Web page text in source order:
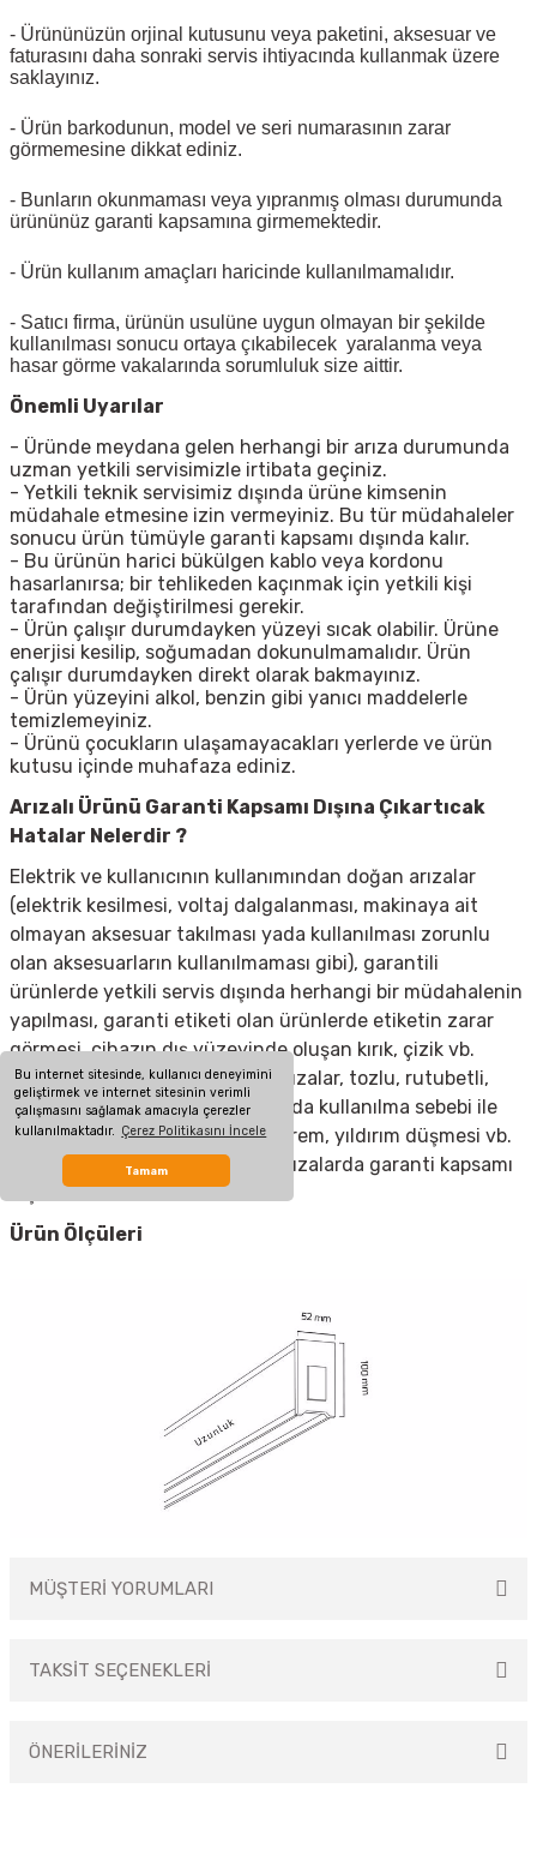
Bu internet sitesinde, kullanıcı deneyimini
geliştirmek ve internet sitesinin verimli
çalışmasını sağlamak amacıyla çerezler
kullanılmaktadır. Çerez Politikasını İncele
Tamam
- Ürününüzün orjinal kutusunu veya paketini, aksesuar ve
faturasını daha sonraki servis ihtiyacında kullanmak üzere
saklayınız.
- Ürün barkodunun, model ve seri numarasının zarar
görmemesine dikkat ediniz.
- Bunların okunmaması veya yıpranmış olması durumunda
ürününüz garanti kapsamına girmemektedir.
- Ürün kullanım amaçları haricinde kullanılmamalıdır.
- Satıcı firma, ürünün usulüne uygun olmayan bir şekilde
kullanılması sonucu ortaya çıkabilecek yaralanma veya
hasar görme vakalarında sorumluluk size aittir.
Önemli Uyarılar
- Üründe meydana gelen herhangi bir arıza durumunda
uzman yetkili servisimizle irtibata geçiniz.
- Yetkili teknik servisimiz dışında ürüne kimsenin
müdahale etmesine izin vermeyiniz. Bu tür müdahaleler
sonucu ürün tümüyle garanti kapsamı dışında kalır.
- Bu ürünün harici bükülgen kablo veya kordonu
hasarlanırsa; bir tehlikeden kaçınmak için yetkili kişi
tarafından değiştirilmesi gerekir.
- Ürün çalışır durumdayken yüzeyi sıcak olabilir. Ürüne
enerjisi kesilip, soğumadan dokunulmamalıdır. Ürün
çalışır durumdayken direkt olarak bakmayınız.
- Ürün yüzeyini alkol, benzin gibi yanıcı maddelerle
temizlemeyiniz.
- Ürünü çocukların ulaşamayacakları yerlerde ve ürün
kutusu içinde muhafaza ediniz.
Arızalı Ürünü Garanti Kapsamı Dışına Çıkartıcak
Hatalar Nelerdir ?
Elektrik ve kullanıcının kullanımından doğan arızalar
(elektrik kesilmesi, voltaj dalgalanması, makinaya ait
olmayan aksesuar takılması yada kullanılması zorunlu
olan aksesuarların kullanılmaması gibi), garantili
ürünlerde yetkili servis dışında herhangi bir müdahalenin
yapılması, garanti etiketi olan ürünlerde etiketin zarar
görmesi, cihazın dış yüzeyinde oluşan kırık, çizik vb.
nedenlerden meydana gelen arızalar, tozlu, rutubetli,
aşırı sıcak ya da soğuk ortamlarda kullanılma sebebi ile
oluşan arızalar, sel, yangın, deprem, yıldırım düşmesi vb.
doğal afetlerin sebep olduğu arızalarda garanti kapsamı
dışındadır.
Ürün Ölçüleri
MÜŞTERİ YORUMLARI
TAKSİT SEÇENEKLERİ
ÖNERİLERİNİZ